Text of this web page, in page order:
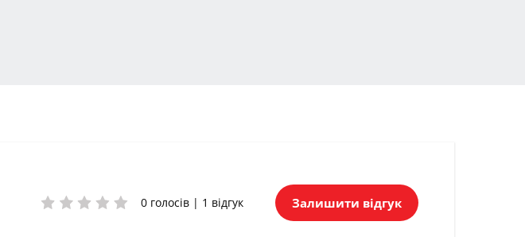
0 голосів | 1 відгук Залишити відгук